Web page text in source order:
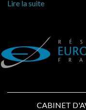
CABINET